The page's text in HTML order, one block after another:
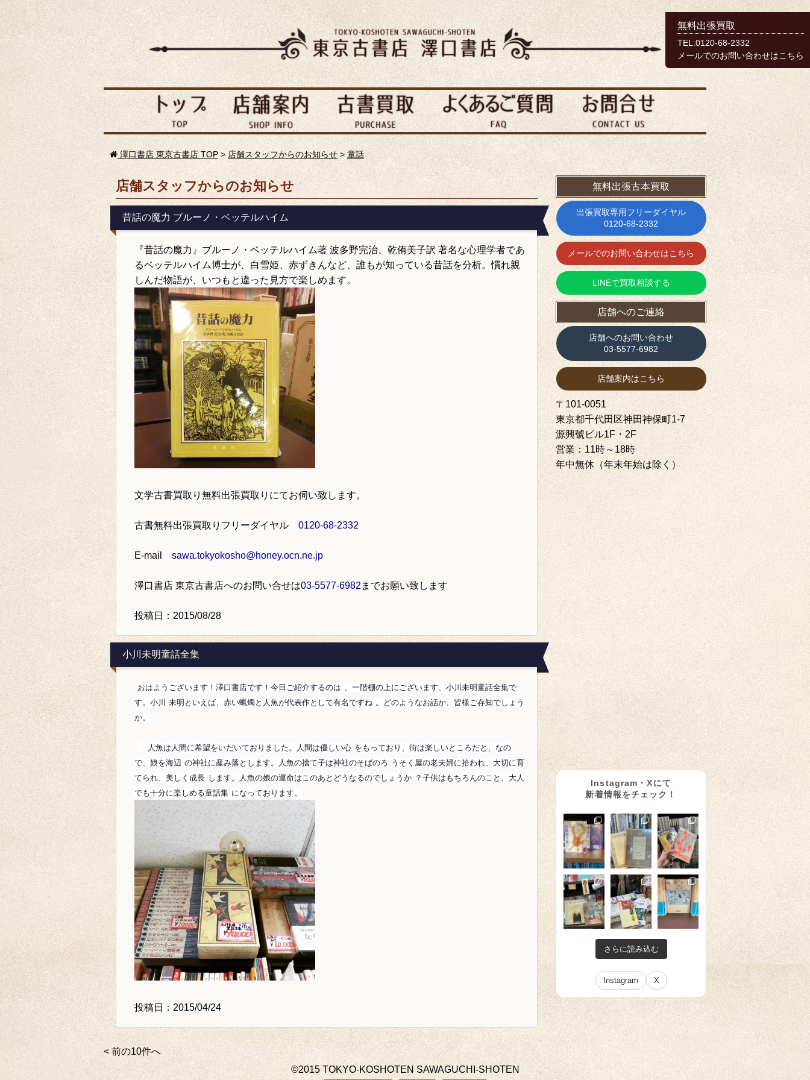
澤口書店 東京古書店 TOP > 店舗スタッフからのお知らせ >童話
店舗スタッフからのお知らせ
昔話の魔力 ブルーノ・ベッテルハイム
『昔話の魔力』ブルーノ・ベッテルハイム著 波多野完治、乾侑美子訳 著名な心理学者であ
るベッテルハイム博士が、白雪姫、赤ずきんなど、誰もが知っている昔話を分析。慣れ親
しんだ物語が、いつもと違った見方で楽しめます。
文学古書買取り 無料出張買取り にてお伺い致します。
古書無料出張買取りフリーダイヤル 0120-68-2332
E-mail sawa.tokyokosho@honey.ocn.ne.jp
澤口書店 東京古書店へのお問い合せは03-5577-6982 までお願い致します
投稿日：2015/08/28
小川未明童話全集
おはようございます！澤口書店です！今日ご紹介するのは 、一階棚の上にございます、小川未明童話全集で
す。小川
未明といえば、赤い蝋燭と人魚が代表作として有名ですね 。どのようなお話か、皆様ご存知でしょう
か。
人魚は人間に希望をいだいておりました。人間は優しい心 をもっており、街は楽しいところだと、なの
で、娘を海辺 の神社に産み落とします。人魚の捨て子は神社のそばのろ うそく屋の老夫婦に拾われ、大切に育
てられ、美しく成長 します。人魚の娘の運命はこのあとどうなるのでしょうか ？子供はもちろんのこと、大人
でも十分に楽しめる童話集 になっております。
投稿日：2015/04/24
< 前の10件へ
無料出張古本買取
出張買取専用フリーダイヤル
0120-68-2332
メールでのお問い合わせはこちら
LINEで買取相談する
店舗へのご連絡
店舗へのお問い合わせ
03-5577-6982
店舗案内はこちら
〒101-0051
東京都千代田区神田神保町1‐7
源興號ビル1F・2F
営業：11時～18時
年中無休（年末年始は除く）
Instagram・Xにて
新着情報をチェック！
さらに読み込む
Instagram X
無料出張買取
TEL:0120-68-2332
メールでのお問い合わせはこちら
©2015 TOKYO-KOSHOTEN SAWAGUCHI-SHOTEN